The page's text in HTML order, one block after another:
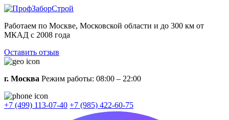
Работаем по Москве, Московской области и до 300 км от
МКАД с 2008 года
Оставить отзыв
г. Москва Режим работы: 08:00 – 22:00
+7 (499) 113-07-40 +7 (985) 422-60-75